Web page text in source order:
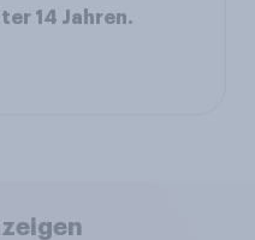
14 Jahren.